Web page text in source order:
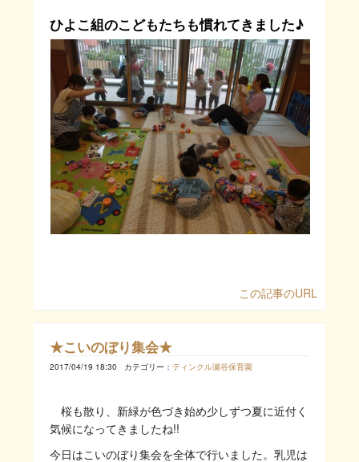
ひよこ組のこどもたちも慣れてきました♪
この記事のURL
★こいのぼり集会★
2017/04/19 18:30 カテゴリー： ティンクル瀬谷保育園
桜も散り、新緑が色づき始め少しずつ夏に近付く
気候になってきましたね!!
今日はこいのぼり集会を全体で行いました。乳児は